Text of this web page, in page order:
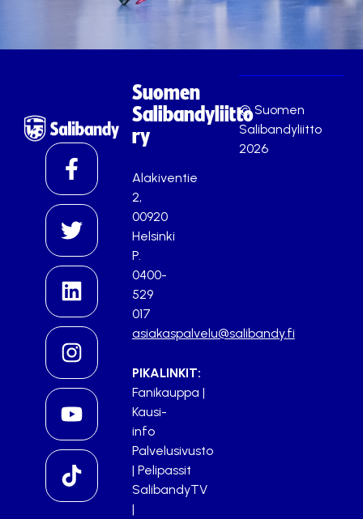
Suomen
Salibandyliitto
ry
Alakiventie
2,
00920
Helsinki
P.
0400-
529
017
asiakaspalvelu@salibandy.fi
PIKALINKIT:
Fanikauppa |
Kausi-
info
Palvelusivusto
| Pelipassit
SalibandyTV
|
© Suomen
Salibandyliitto
2026